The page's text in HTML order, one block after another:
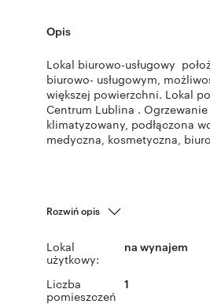
Opis
Lokal biurowo-usługowy
biurowo- usługowym,
większej powierzchni. Lokal
Centrum Lublina .
klimatyzowany, podłączona
medyczna, kosmetyczna,
Rozwiń opis
Lokal
użytkowy:
na wynajem
Liczba
pomieszczeń
1